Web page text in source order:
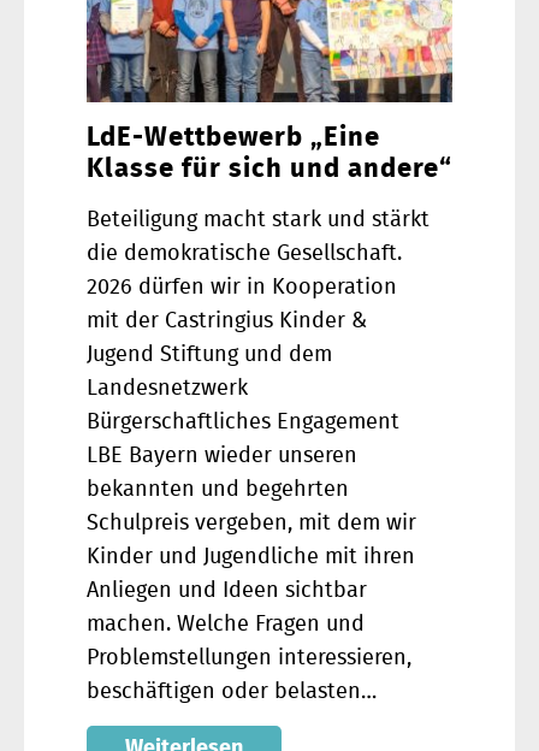
LdE-Wettbewerb „Eine
Klasse für sich und andere“
Beteiligung macht stark und stärkt
die demokratische Gesellschaft.
2026 dürfen wir in Kooperation
mit der Castringius Kinder &
Jugend Stiftung und dem
Landesnetzwerk
Bürgerschaftliches Engagement
LBE Bayern wieder unseren
bekannten und begehrten
Schulpreis vergeben, mit dem wir
Kinder und Jugendliche mit ihren
Anliegen und Ideen sichtbar
machen. Welche Fragen und
Problemstellungen interessieren,
beschäftigen oder belasten…